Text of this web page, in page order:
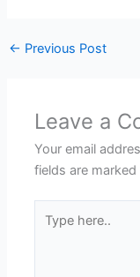
← Previous Post
Leave a
Your email
fields are marked
here..